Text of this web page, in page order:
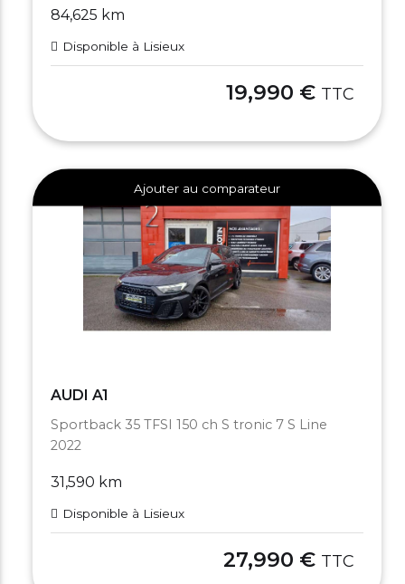
84,625 km
Disponible à Lisieux
19,990 € TTC
Ajouter au comparateur
AUDI A1
Sportback 35 TFSI 150 ch S tronic 7 S Line
2022
31,590 km
Disponible à Lisieux
27,990 € TTC